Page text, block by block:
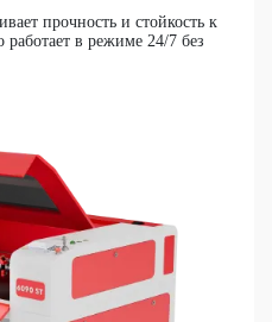
прочность и стойкость к
работает в режиме 24/7 без